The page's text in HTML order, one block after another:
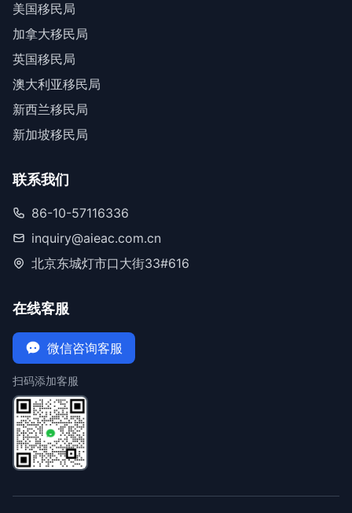
美国移民局
加拿大移民局
英国移民局
澳大利亚移民局
新西兰移民局
新加坡移民局
联系我们
86-10-57116336
inquiry@aieac.com.cn
北京东城灯市口大街33#616
在线客服
微信咨询客服
扫码添加客服